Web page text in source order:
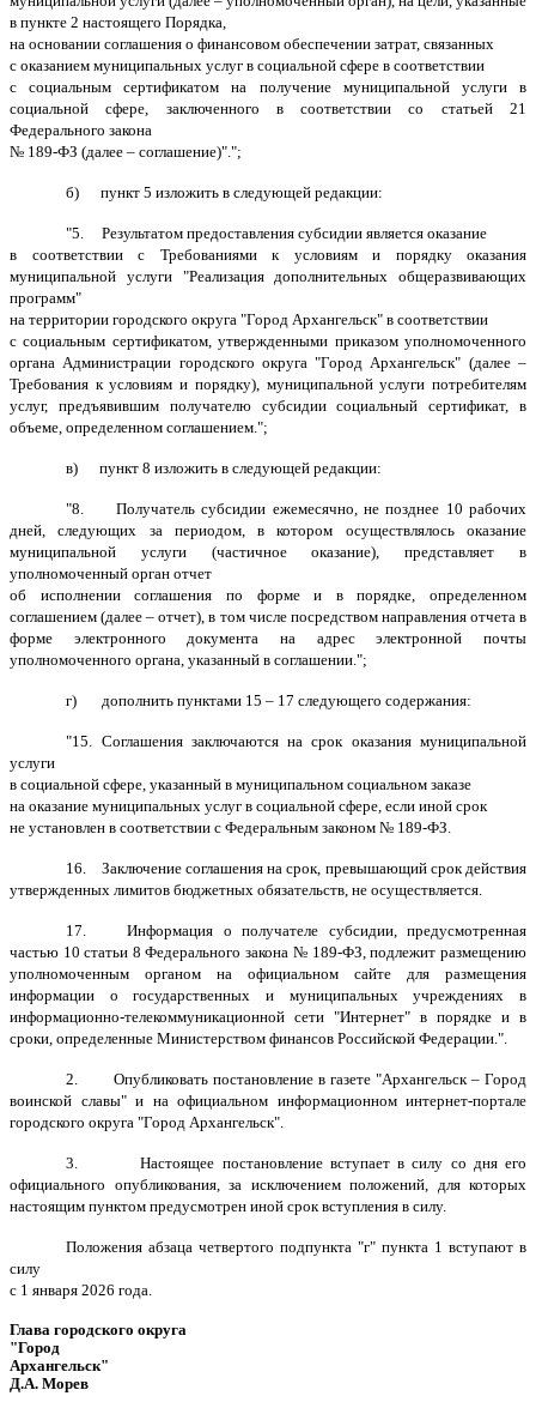
в пункте 2 настоящего Порядка,
на основании соглашения о финансовом обеспечении затрат, связанных
с оказанием муниципальных услуг в социальной сфере в соответствии
с социальным сертификатом на получение муниципальной услуги в
социальной сфере, заключенного в соответствии со статьей 21
Федерального закона
№ 189-ФЗ (далее – соглашение)".";
б)пункт 5 изложить в следующей редакции:
"5. Результатом предоставления субсидии является оказание
в соответствии с Требованиями к условиям и порядку оказания
муниципальной услуги "Реализация дополнительных общеразвивающих
программ"
на территории городского округа "Город Архангельск" в соответствии
с социальным сертификатом, утвержденными приказом уполномоченного
органа Администрации городского округа "Город Архангельск" (далее –
Требования к условиям и порядку), муниципальной услуги потребителям
услуг, предъявившим получателю субсидии социальный сертификат, в
объеме, определенном соглашением.";
в)пункт 8 изложить в следующей редакции:
"8. Получатель субсидии ежемесячно, не позднее 10 рабочих
дней, следующих за периодом, в котором осуществлялось оказание
муниципальной услуги (частичное оказание), представляет в
уполномоченный орган отчет
об исполнении соглашения по форме и в порядке, определенном
соглашением (далее – отчет), в том числе посредством направления отчета в
форме электронного документа на адрес электронной почты
уполномоченного органа, указанный в соглашении.";
г)дополнить пунктами 15 – 17 следующего содержания:
"15. Соглашения заключаются на срок оказания муниципальной
услуги
в социальной сфере, указанный в муниципальном социальном заказе
на оказание муниципальных услуг в социальной сфере, если иной срок
не установлен в соответствии с Федеральным законом № 189-ФЗ.
16. Заключение соглашения на срок, превышающий срок действия
утвержденных лимитов бюджетных обязательств, не осуществляется.
17. Информация о получателе субсидии, предусмотренная
частью 10 статьи 8 Федерального закона № 189-ФЗ, подлежит размещению
уполномоченным органом на официальном сайте для размещения
информации о государственных и муниципальных учреждениях в
информационно-телекоммуникационной сети "Интернет" в порядке и в
сроки, определенные Министерством финансов Российской Федерации.".
2.
Опубликовать постановление в газете "Архангельск – Город
воинской славы" и на официальном информационном интернет-портале
городского округа "Город Архангельск".
3.
Настоящее постановление вступает в силу со дня его
официального опубликования, за исключением положений, для которых
настоящим пунктом предусмотрен иной срок вступления в силу.
Положения абзаца четвертого подпункта "г" пункта 1 вступают в
силу
с 1 января 2026 года.
Глава городского округа
"Город
Архангельск"
Д.А. Морев